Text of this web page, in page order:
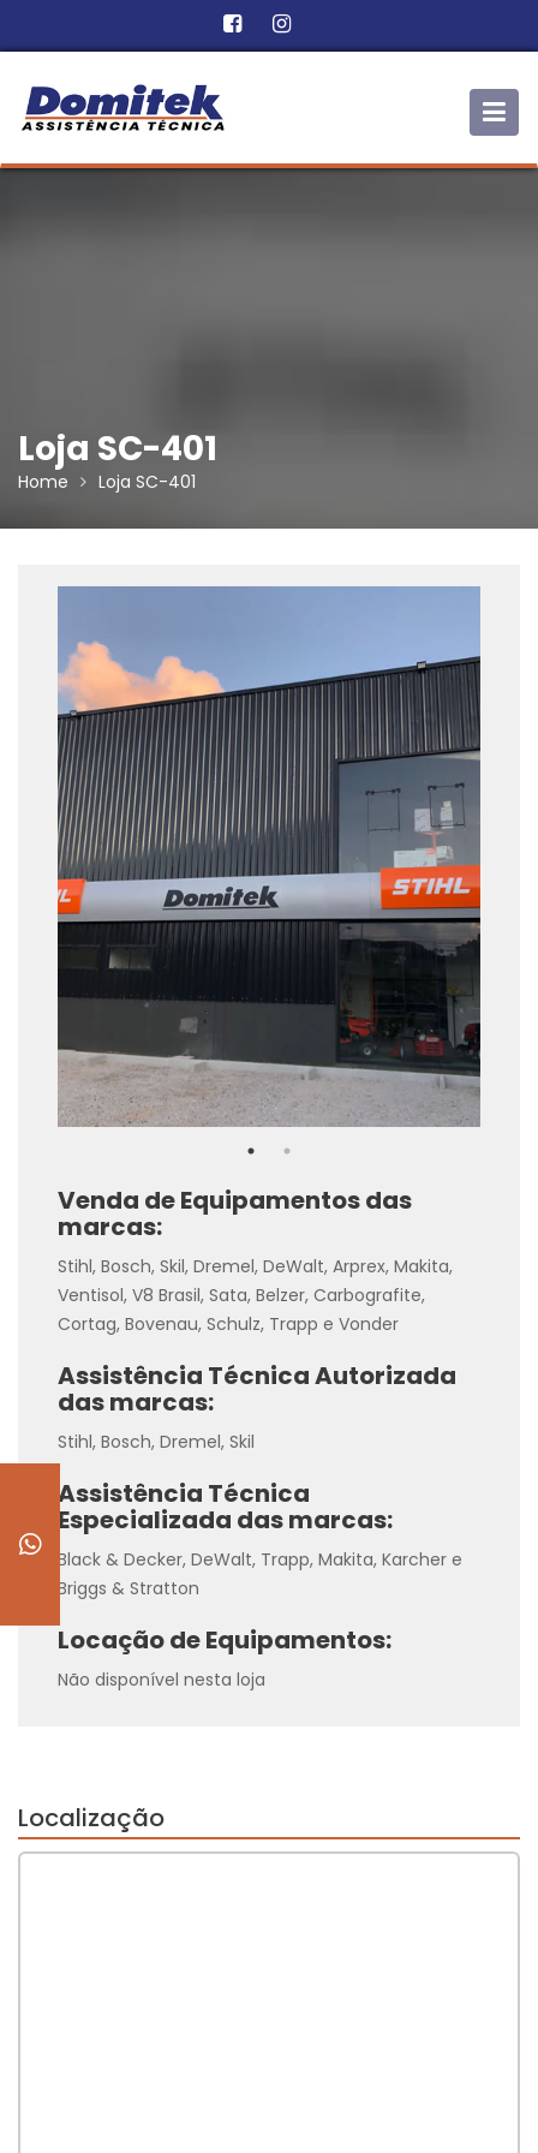
to
Loja SC-401
Home Loja SC-401
Venda de Equipamentos das
marcas:
Stihl, Bosch, Skil, Dremel, DeWalt, Arprex, Makita,
Ventisol, V8 Brasil, Sata, Belzer, Carbografite,
Cortag, Bovenau, Schulz, Trapp e Vonder
Assistência Técnica Autorizada
das marcas:
Stihl, Bosch, Dremel, Skil
Assistência Técnica
Especializada das marcas:
Black & Decker, DeWalt, Trapp, Makita, Karcher e
Briggs & Stratton
Locação de Equipamentos:
Não disponível nesta loja
Localização